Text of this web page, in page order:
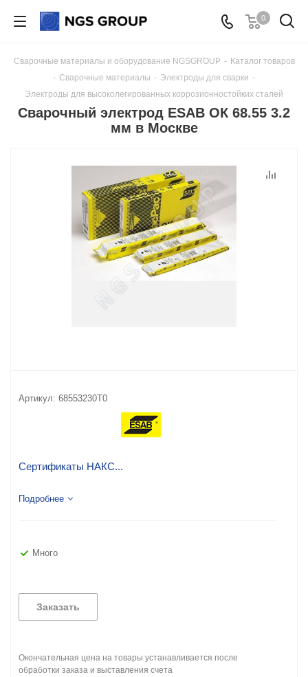
0
Сварочные материалы и оборудование NGSGROUP - Каталог товаров
- Сварочные материалы - Электроды для сварки -
Электроды для высоколегированных коррозионностойких сталей
Сварочный электрод ESAB ОК 68.55 3.2
мм в Москве
Артикул: 68553230T0
Сертификаты НАКС...
Подробнее
Много
Заказать
Окончательная цена на товары устанавливается после
обработки заказа и выставления счета